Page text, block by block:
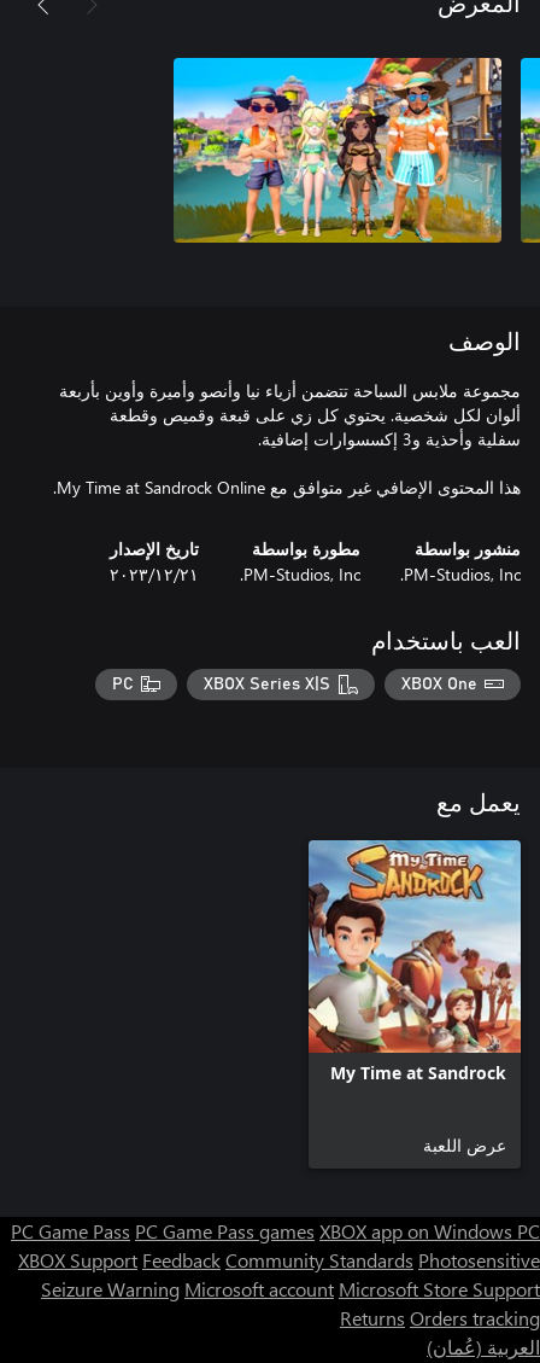
المعرض
الوصف
مجموعة ملابس السباحة تتضمن أزياء نيا وأنصو وأميرة وأوين بأربعة
هذا المحتوى الإضافي غير متوافق مع My Time at Sandrock Online.
منشور بواسطة
PM-Studios, Inc.
مطورة بواسطة
PM-Studios, Inc.
تاريخ الإصدار
٢١‏/١٢‏/٢٠٢٣
العب باستخدام
XBOX One
XBOX Series X|S
PC
يعمل مع
My Time at Sandrock
عرض اللعبة
PC Game Pass PC Game Pass games XBOX app on Windows PC
XBOX Support FeedbackCommunity Standards Photosensitive
Seizure Warning Microsoft account Microsoft Store Support
Returns Orders tracking
العربية (عُمان)